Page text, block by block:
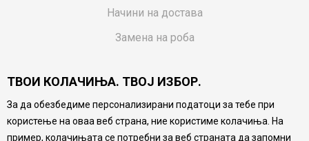
Начини на достава
Замена на роба
Ваучери
Product Finder
FAQs
ТВОИ КОЛАЧИЊА. ТВОЈ ИЗБОР.
За да обезбедиме персонализирани податоци за тебе при
користење на оваа веб страна, ние користиме колачиња. На
пример, колачињата се потребни за веб страната да запомни